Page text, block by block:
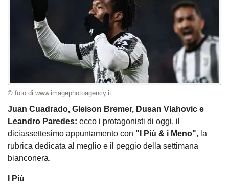
© foto di www.imagephotoagency.it
Juan Cuadrado, Gleison Bremer, Dusan Vlahovic e
Leandro Paredes: ecco i protagonisti di oggi, il
diciassettesimo appuntamento con "I Più & i Meno", la
rubrica dedicata al meglio e il peggio della settimana
bianconera.
I Più